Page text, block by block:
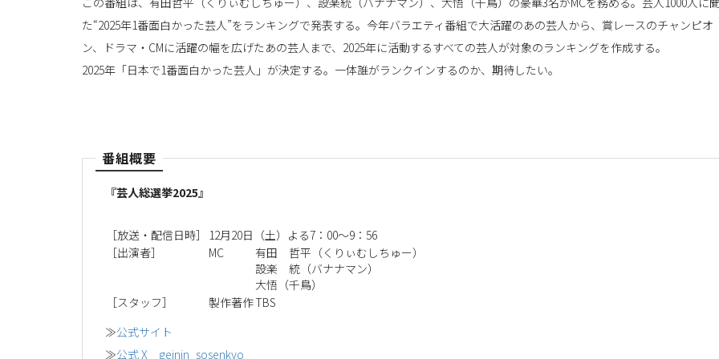
た“2025年1番面白かった芸人”をランキングで発表する。今年バラエティ番組で大活躍のあの芸人から、賞レースのチャンピオ
ン、ドラマ・CMに活躍の幅を広げたあの芸人まで、2025年に活動するすべての芸人が対象のランキングを作成する。
2025年「日本で1番面白かった芸人」が決定する。一体誰がランクインするのか、期待したい。
番組概要
『芸人総選挙2025』
［放送・配信日時］
12月20日（土）よる7：00～9：56
［出演者］
MC
有田 哲平（くりぃむしちゅー）
設楽 統（バナナマン）
大悟（千鳥）
［スタッフ］
製作著作TBS
≫公式サイト
≫公式 X geinin_sosenkyo